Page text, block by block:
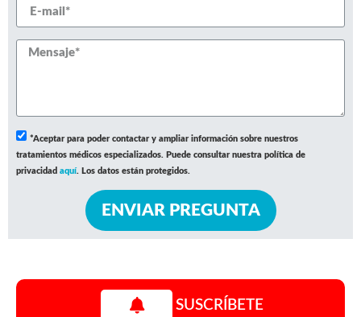
*Aceptar para poder contactar y ampliar información sobre nuestros
tratamientos médicos especializados. Puede consultar nuestra política de
privacidad aquí. Los datos están protegidos.
ENVIAR PREGUNTA
SUSCRÍBETE